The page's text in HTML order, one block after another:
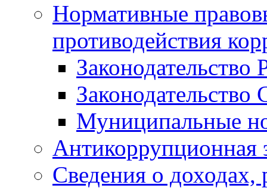
Нормативные
противодействия
Законодательство
Муниципальные
Антикоррупционная
Сведения о доходах,